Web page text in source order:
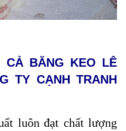
CẢ BĂNG KEO LÊ
TY CẠNH TRANH
luôn đạt chất lượng